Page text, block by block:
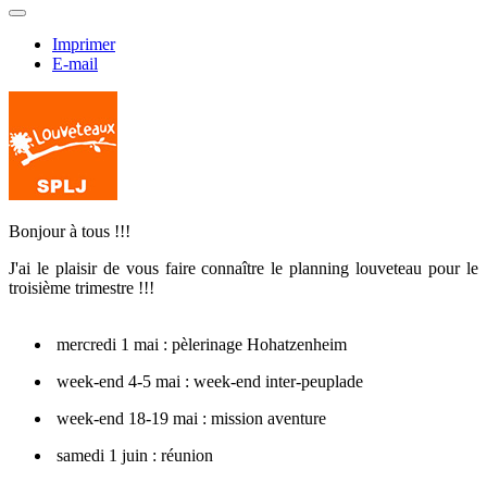
Imprimer
E-mail
Bonjour à tous !!!
J'ai le plaisir de vous faire connaître le planning louveteau pour le
troisième trimestre !!!
mercredi 1 mai : pèlerinage Hohatzenheim
week-end 4-5 mai : week-end inter-peuplade
week-end 18-19 mai : mission aventure
samedi 1 juin : réunion